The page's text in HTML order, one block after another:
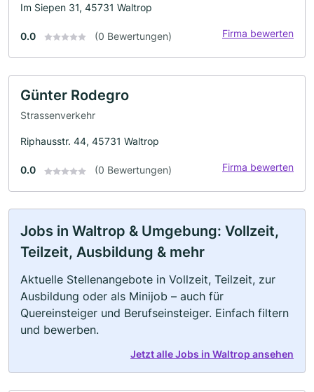
Im Siepen 31, 45731 Waltrop
0.0 (0 Bewertungen) Firma bewerten
Günter Rodegro
Strassenverkehr
Riphausstr. 44, 45731 Waltrop
0.0 (0 Bewertungen) Firma bewerten
Jobs in Waltrop & Umgebung: Vollzeit,
Teilzeit, Ausbildung & mehr
Aktuelle Stellenangebote in Vollzeit, Teilzeit, zur
Ausbildung oder als Minijob – auch für
Quereinsteiger und Berufseinsteiger. Einfach filtern
und bewerben.
Jetzt alle Jobs in Waltrop ansehen